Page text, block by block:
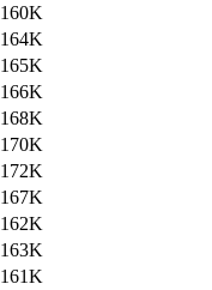
160K
164K
165K
166K
168K
170K
172K
167K
162K
163K
161K